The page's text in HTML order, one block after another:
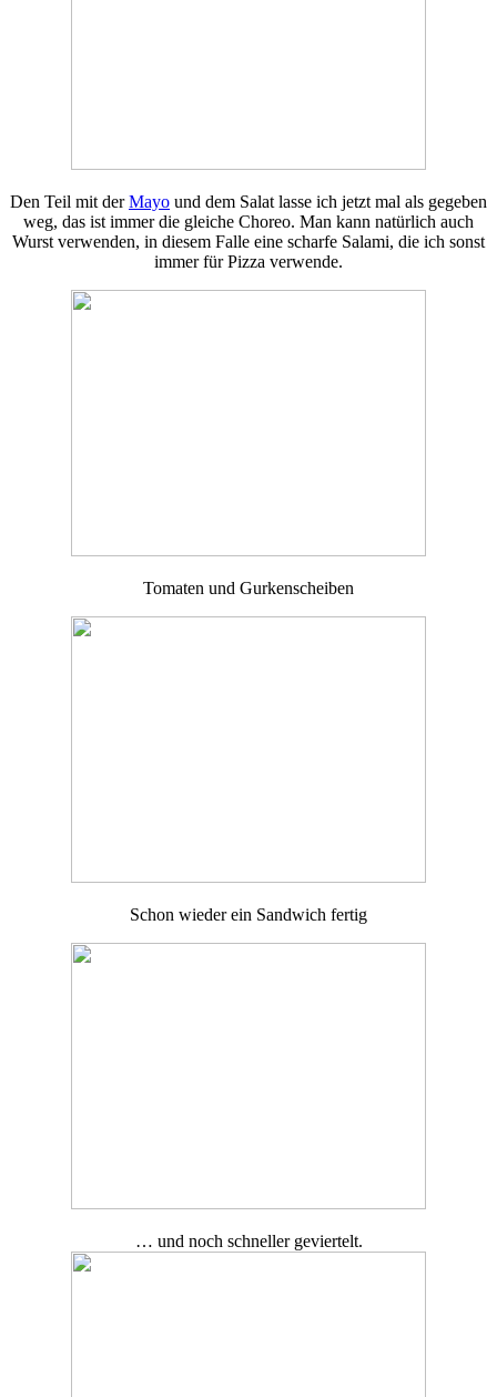
Den Teil mit derMayo und dem Salat lasse ich jetzt mal als gegeben
weg, das ist immer die gleiche Choreo. Man kann natürlich auch
Wurst verwenden, in diesem Falle eine scharfe Salami, die ich sonst
immer für Pizza verwende.
Tomaten und Gurkenscheiben
Schon wieder ein Sandwich fertig
… und noch schneller geviertelt.